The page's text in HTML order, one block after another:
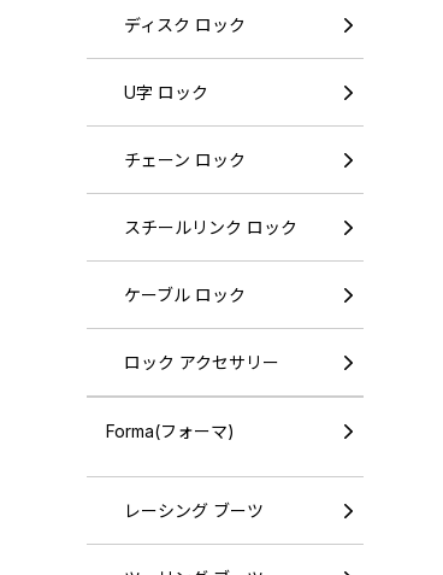
ディスク ロック
U字 ロック
チェーン ロック
スチールリンク ロック
ケーブル ロック
ロック アクセサリー
Forma(フォーマ)
レーシング ブーツ